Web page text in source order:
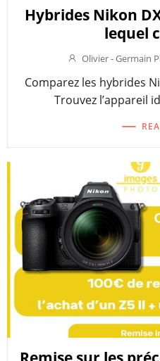
Hybrides Nikon
lequel
Olivier - Germain
Comparez les hybrides
Trouvez l’appareil